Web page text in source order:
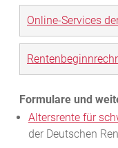
Online-Services
Altersrente für
der Deutschen